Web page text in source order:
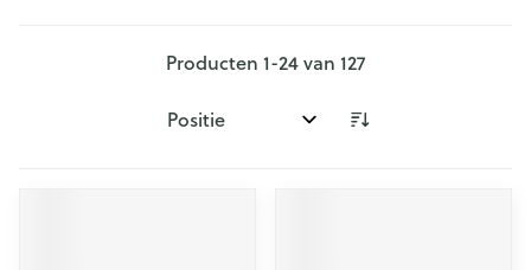
Producten 1-24van 127
Sorteer op: